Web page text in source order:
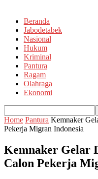
Beranda
Jabodetabek
Nasional
Hukum
Kriminal
Pantura
Ragam
Olahraga
Ekonomi
Home Pantura Kemnaker
Pekerja Migran Indonesia
Kemnaker Gelar
Calon Pekerja